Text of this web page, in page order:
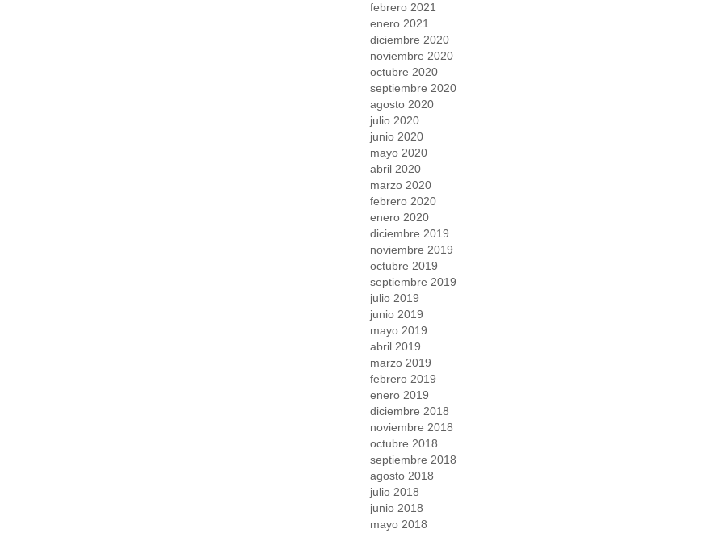
febrero 2021
enero 2021
diciembre 2020
noviembre 2020
octubre 2020
septiembre 2020
agosto 2020
julio 2020
junio 2020
mayo 2020
abril 2020
marzo 2020
febrero 2020
enero 2020
diciembre 2019
noviembre 2019
octubre 2019
septiembre 2019
julio 2019
junio 2019
mayo 2019
abril 2019
marzo 2019
febrero 2019
enero 2019
diciembre 2018
noviembre 2018
octubre 2018
septiembre 2018
agosto 2018
julio 2018
junio 2018
mayo 2018